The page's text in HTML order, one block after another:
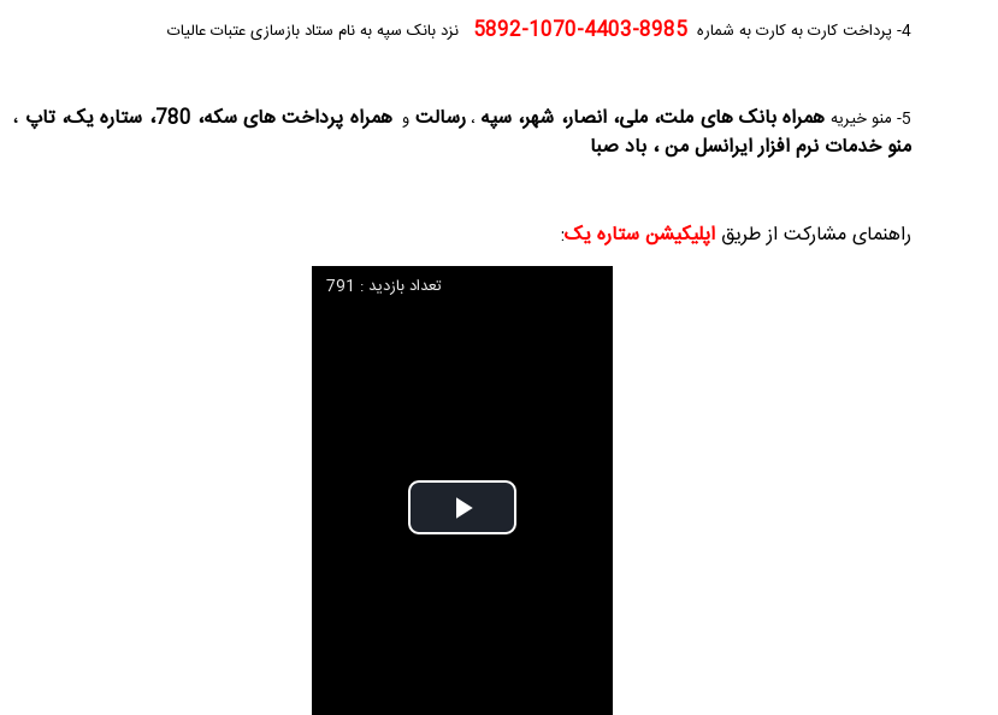
4- پرداخت کارت به کارت به شماره 8985-4403-1070-5892 نزد بانک سپه به نام ستاد بازسازی عتبات عالیات
5- منو خیریه همراه بانک های ملت، ملی، انصار، شهر، سپه ،رسالت وهمراه پرداخت های سکه، 780، ستاره یک، تاپ
،
منو خدمات نرم افزار ایرانسل من ، باد صبا
راهنمای مشارکت از طریق اپلیکیشن ستاره یک:
Play
تعداد بازدید : 791